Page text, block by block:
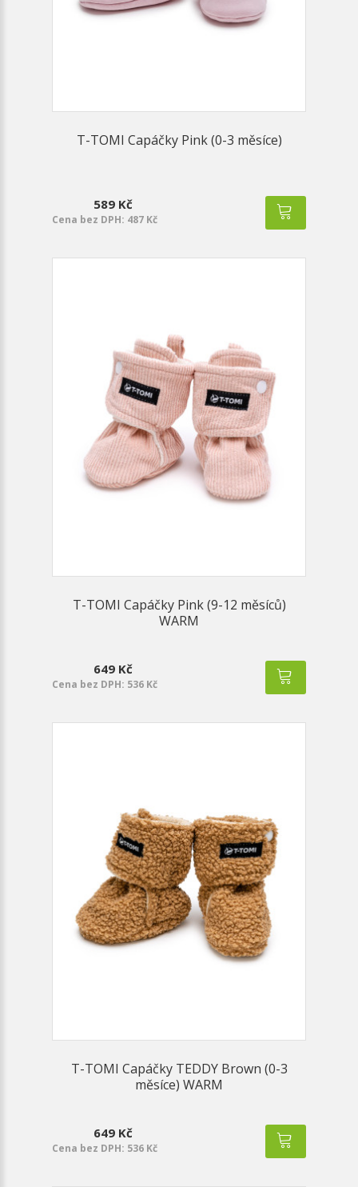
T-TOMI Capáčky Pink (0-3 měsíce)
589 Kč
Cena bez DPH: 487 Kč
T-TOMI Capáčky Pink (9-12 měsíců)
WARM
649 Kč
Cena bez DPH: 536 Kč
T-TOMI Capáčky TEDDY Brown (0-3
měsíce) WARM
649 Kč
Cena bez DPH: 536 Kč